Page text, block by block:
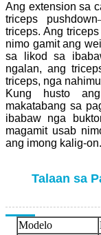
Ang extension sa
triceps pushdown
triceps. Ang
nimo gamit ang
sa likod sa
ngalan, ang
triceps, nga
Kung husto
makatabang sa
ibabaw nga
magamit usab
ang imong kalig-on.
Talaan sa
Modelo